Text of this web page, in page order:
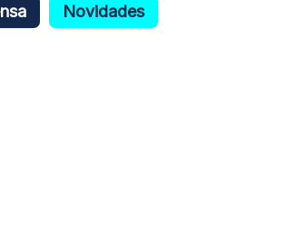
Novidades